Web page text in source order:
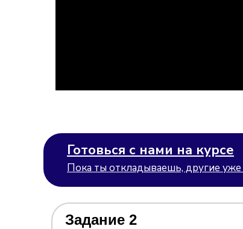
Готовься с нами на курсе
Пока ты откладываешь, другие
Задание 2